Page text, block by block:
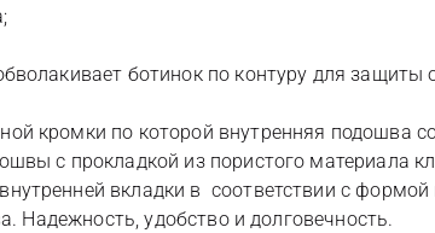
ботинок по контуру для защиты
кромки по которой внутренняя подошва
с прокладкой из пористого материала
вкладки в соответствии с формой
Надежность, удобство и долговечность.